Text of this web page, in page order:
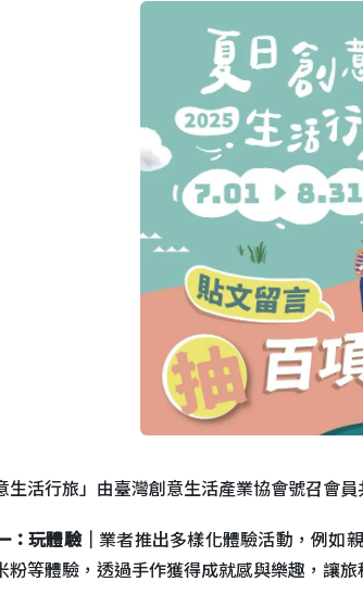
生活行旅」由臺灣創意生活產業協會號召會
：玩體驗｜ 業者推出多樣化體驗活動，例如
粉等體驗，透過手作獲得成就感與樂趣，讓旅